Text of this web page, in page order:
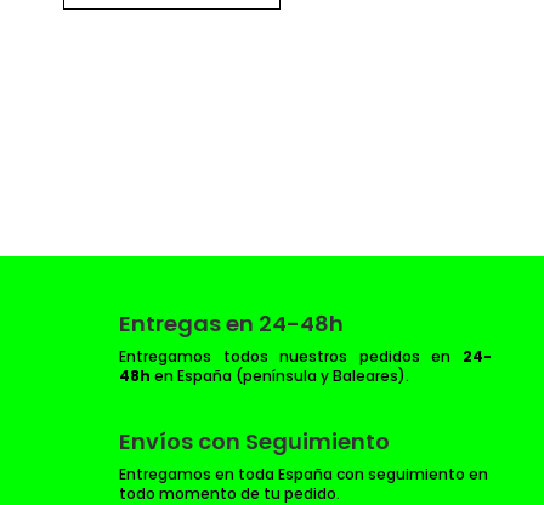
Entregas en 24-48h
Entregamos todos nuestros pedidos en
24-
48h en España (península y Baleares).
Envíos con Seguimiento
Entregamos en toda España con seguimiento en
todo momento de tu pedido.